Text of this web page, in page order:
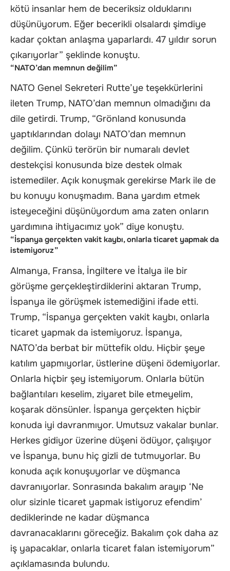
kötü insanlar hem de beceriksiz olduklarını
düşünüyorum. Eğer becerikli olsalardı şimdiye
kadar çoktan anlaşma yaparlardı. 47 yıldır sorun
çıkarıyorlar” şeklinde konuştu.
“NATO’dan memnun değilim”
NATO Genel Sekreteri Rutte’ye teşekkürlerini
ileten Trump, NATO’dan memnun olmadığını da
dile getirdi. Trump, “Grönland konusunda
yaptıklarından dolayı NATO’dan memnun
değilim. Çünkü terörün bir numaralı devlet
destekçisi konusunda bize destek olmak
istemediler. Açık konuşmak gerekirse Mark ile de
bu konuyu konuşmadım. Bana yardım etmek
isteyeceğini düşünüyordum ama zaten onların
yardımına ihtiyacımız yok” diye konuştu.
“İspanya gerçekten vakit kaybı, onlarla ticaret yapmak da
istemiyoruz”
Almanya, Fransa, İngiltere ve İtalya ile bir
görüşme gerçekleştirdiklerini aktaran Trump,
İspanya ile görüşmek istemediğini ifade etti.
Trump, “İspanya gerçekten vakit kaybı, onlarla
ticaret yapmak da istemiyoruz. İspanya,
NATO’da berbat bir müttefik oldu. Hiçbir şeye
katılım yapmıyorlar, üstlerine düşeni ödemiyorlar.
Onlarla hiçbir şey istemiyorum. Onlarla bütün
bağlantıları keselim, ziyaret bile etmeyelim,
koşarak dönsünler. İspanya gerçekten hiçbir
konuda iyi davranmıyor. Umutsuz vakalar bunlar.
Herkes gidiyor üzerine düşeni ödüyor, çalışıyor
ve İspanya, bunu hiç gizli de tutmuyorlar. Bu
konuda açık konuşuyorlar ve düşmanca
davranıyorlar. Sonrasında bakalım arayıp ‘Ne
olur sizinle ticaret yapmak istiyoruz efendim’
dediklerinde ne kadar düşmanca
davranacaklarını göreceğiz. Bakalım çok daha az
iş yapacaklar, onlarla ticaret falan istemiyorum”
açıklamasında bulundu.